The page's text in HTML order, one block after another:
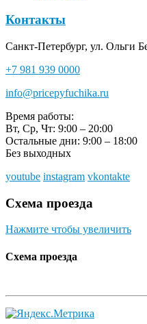
Контакты
Санкт-Петербург, ул. Ольги
+7 981 939 0000
info@pricepyfuchika.ru
Время работы:
Вт, Ср, Чт: 9:00 – 20:00
Остальные дни: 9:00 – 18:00
Без выходных
youtube instagram vkontakte
Схема проезда
Нажмите чтобы увеличить
Схема проезда